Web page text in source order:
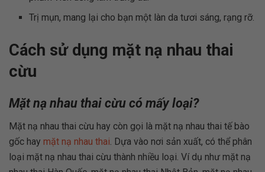
Trị mụn, mang lại cho bạn một làn da tươi sáng, rạng rỡ.
Cách sử dụng mặt nạ nhau thai
cừu
Mặt nạ nhau thai cừu có mấy loại?
Mặt nạ nhau thai cừu hay còn gọi là mặt nạ nhau thai tế bào
gốc hay mặt nạ nhau thai. Dựa vào nơi sản xuất, có thể phân
loại mặt nạ nhau thai cừu thành nhiều loại. Ví dụ như mặt nạ